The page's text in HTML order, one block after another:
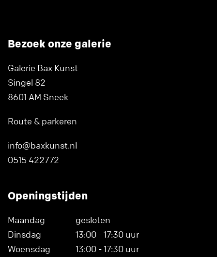
Bezoek onze galerie
Galerie Bax Kunst
Singel 82
8601 AM Sneek
Route & parkeren
info@baxkunst.nl
0515 422772
Openingstijden
Maandag
gesloten
Dinsdag
13:00 - 17:30 uur
Woensdag
13:00 - 17:30 uur